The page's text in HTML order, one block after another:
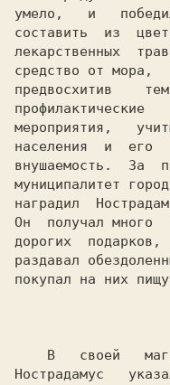
умело,   и
составить  из
лекарственных
средство от мора,
предвосхитив
профилактические
мероприятия,
населения  и  его
внушаемость.  За
муниципалитет
наградил
Он  получал много
дорогих
раздавал
покупал на них
Нострадамус